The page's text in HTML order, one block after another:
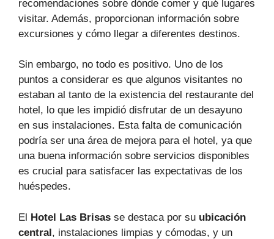
recomendaciones sobre dónde comer y qué lugares
visitar. Además, proporcionan información sobre
excursiones y cómo llegar a diferentes destinos.
Sin embargo, no todo es positivo. Uno de los
puntos a considerar es que algunos visitantes no
estaban al tanto de la existencia del restaurante del
hotel, lo que les impidió disfrutar de un desayuno
en sus instalaciones. Esta falta de comunicación
podría ser una área de mejora para el hotel, ya que
una buena información sobre servicios disponibles
es crucial para satisfacer las expectativas de los
huéspedes.
El Hotel Las Brisas se destaca por su ubicación
central, instalaciones limpias y cómodas, y un